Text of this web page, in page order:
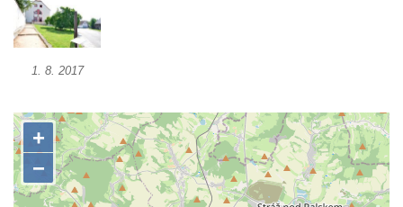
1. 8. 2017